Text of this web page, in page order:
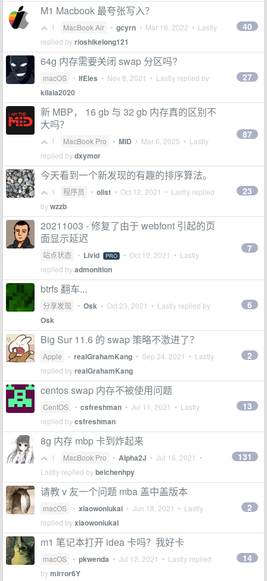
M1 Macbook 最夸张写入？
1 MacBook Air • gcyrn • Mar 18, 2022 • Lastly
replied byrioshikelong121
40
64g 内存需要关闭 swap 分区吗?
macOS • IfEles • Nov 8, 2021 • Lastly replied by
kilala2020
27
新 MBP， 16 gb 与 32 gb 内存真的区别不
大吗？
1 MacBook Pro • MID • Mar 6, 2025 • Lastly
replied bydxymor
87
今天看到一个新发现的有趣的排序算法。
1 程序员 • olist • Oct 12, 2021 • Lastly replied
bywzzb
23
20211003 - 修复了由于 webfont 引起的页
面显示延迟
站点状态 • Livid PRO • Oct 10, 2021 • Lastly
replied byadmonition
7
btrfs 翻车...
分享发现 • Osk • Oct 23, 2021 • Lastly replied by
Osk
6
Big Sur 11.6 的 swap 策略不激进了？
Apple • realGrahamKang • Sep 24, 2021 • Lastly
replied byrealGrahamKang
2
centos swap 内存不被使用问题
CentOS • csfreshman • Jul 11, 2021 • Lastly
replied bycsfreshman
13
8g 内存 mbp 卡到炸起来
1 MacBook Pro • Alpha2J • Jul 16, 2021 •
Lastly replied bybeichenhpy
131
请教 v 友一个问题 mba 盖中盖版本
macOS • xiaowoniukai • Jun 18, 2021 • Lastly
replied byxiaowoniukai
2
m1 笔记本打开 idea 卡吗？我好卡
macOS • pkwenda • Jul 12, 2021 • Lastly replied
bymirror6Y
14